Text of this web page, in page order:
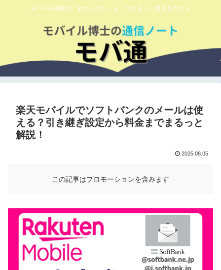
モバイル通信の「わからない」を「わかる」に変えるサイト
楽天モバイルでソフトバンクのメールは使
える？引き継ぎ設定から料金までまるっと
解説！
2025.08.05
この記事はプロモーションを含みます